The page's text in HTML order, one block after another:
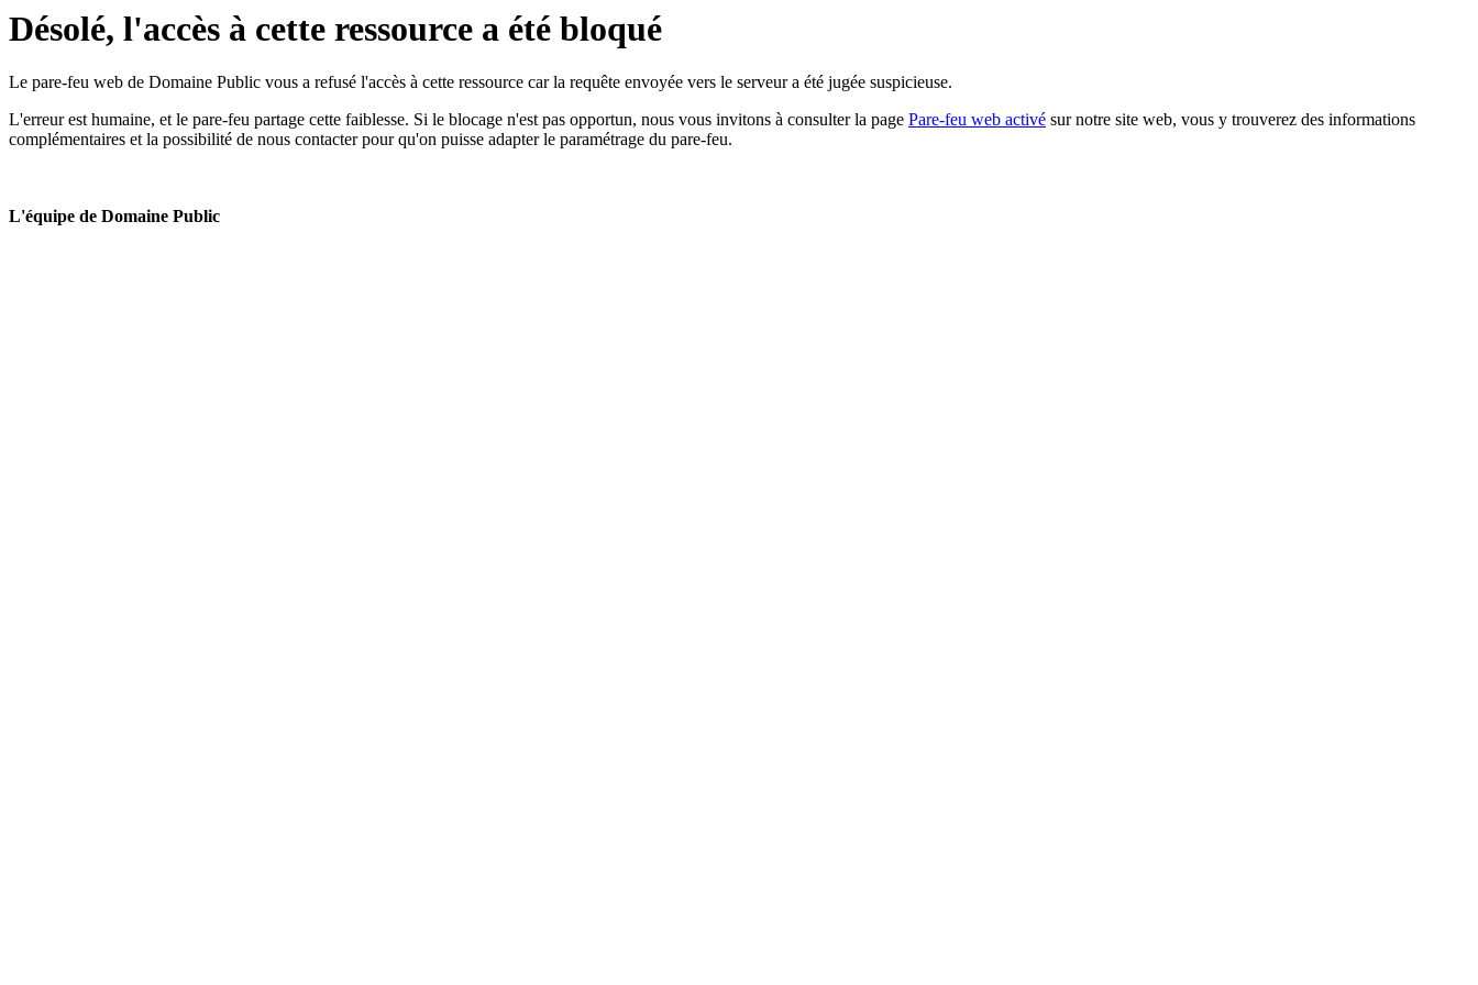
Désolé, l'accès à cette ressource a été bloqué
Le pare-feu web de Domaine Public vous a refusé l'accès à cette ressource car la requête envoyée vers le serveur a été jugée suspicieuse.
L'erreur est humaine, et le pare-feu partage cette faiblesse. Si le blocage n'est pas opportun, nous vous invitons à consulter la page Pare-feu web activé sur notre site web, vous y trouverez des informations
complémentaires et la possibilité de nous contacter pour qu'on puisse adapter le paramétrage du pare-feu.
L'équipe de Domaine Public